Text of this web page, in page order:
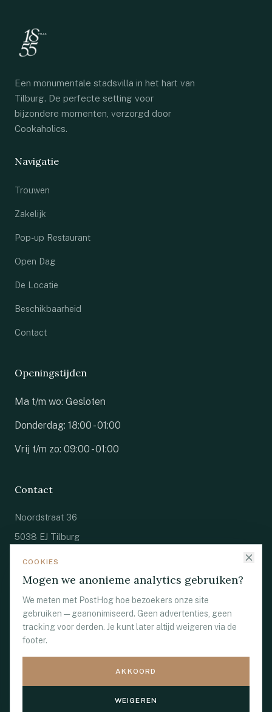
Een monumentale stadsvilla in het hart van
Tilburg. De perfecte setting voor
bijzondere momenten, verzorgd door
Cookaholics.
Navigatie
Trouwen
Zakelijk
Pop-up Restaurant
Open Dag
De Locatie
Beschikbaarheid
Contact
Openingstijden
Ma t/m wo: Gesloten
Donderdag: 18:00 - 01:00
Vrij t/m zo: 09:00 - 01:00
Contact
Noordstraat 36
5038 EJ Tilburg
085 273 6709
info@villa1855.nl
© 2026 Villa 1855 ·Een Cookaholics
Algemene Voorwaarden
voorkeuren
COOKIES
Mogen we anonieme analytics gebruiken?
We meten met PostHog hoe bezoekers onze site
gebruiken — geanonimiseerd. Geen advertenties, geen
tracking voor derden. Je kunt later altijd weigeren via de
footer.
AKKOORD
WEIGEREN